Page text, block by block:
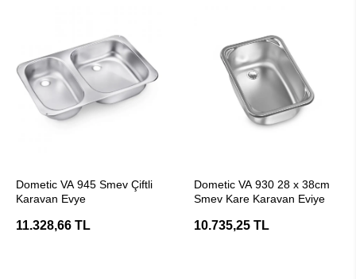
Dometic VA 945 Smev Çiftli
Karavan Evye
11.328,66 TL
Dometic VA 930 28 x 38cm
Smev Kare Karavan Eviye
10.735,25 TL